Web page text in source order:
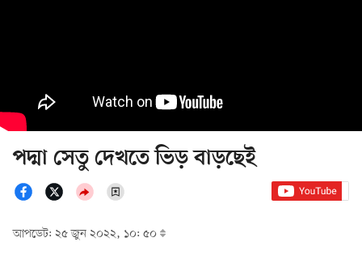
পদ্মা সেতু দেখতে ভিড় বাড়ছেই
আপডেট: ২৫ জুন ২০২২, ১০: ৫০